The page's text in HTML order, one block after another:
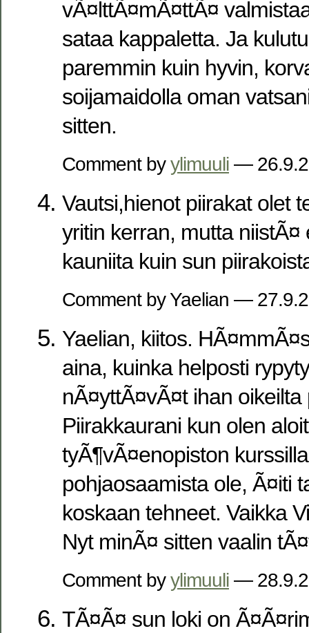
vÃ¤lttÃ¤mÃ¤ttÃ¤
sataa kappaletta. Ja
paremmin kuin hyvin,
soijamaidolla oman
sitten.
Comment byylimuuli —
Vautsi,hienot piirakat olet
yritin kerran, mutta niistÃ¤
kauniita kuin sun
Comment by Yaelian —
Yaelian, kiitos.
aina, kuinka helposti
nÃ¤yttÃ¤vÃ¤t ihan oikeilta
Piirakkaurani kun olen
tyÃ¶vÃ¤enopiston
pohjaosaamista ole, Ã¤iti
koskaan tehneet. Vaikka
Nyt minÃ¤ sitten vaalin
Comment byylimuuli —
TÃ¤Ã¤ sun loki on